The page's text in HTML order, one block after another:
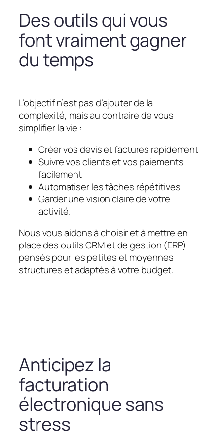
Des outils qui vous
font vraiment gagner
du temps
L’objectif n’est pas d’ajouter de la
complexité, mais au contraire de vous
simplifier la vie :
Créer vos devis et factures rapidement
Suivre vos clients et vos paiements
facilement
Automatiser les tâches répétitives
Garder une vision claire de votre
activité.
Nous vous aidons à choisir et à mettre en
place des outils CRM et de gestion (ERP)
pensés pour les petites et moyennes
structures et adaptés à votre budget.
Anticipez la
facturation
électronique sans
stress